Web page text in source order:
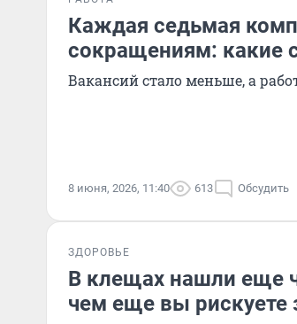
Каждая седьмая
сокращениям: какие
Вакансий стало меньше, а
8 июня, 2026, 11:40 613 Обсудить
ЗДОРОВЬЕ
В клещах нашли еще
чем еще вы рискуете